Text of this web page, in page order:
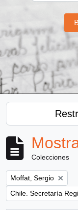
Colecciones
Remove filter:
Moffat, Sergio
Remove filter: